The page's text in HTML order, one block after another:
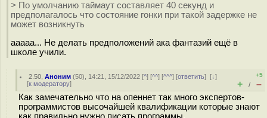
> По умолчанию таймаут составляет 40 секунд и
предполагалось что состояние гонки при такой задержке не
может возникнуть
ааааа... Не делать предположений ака фантазий ещё в
школе учили.
2.50 ,Аноним (50), 14:21, 15/12/2022 [^] [^^] [^^^] [ответить][↓]
[к модератору]
+5
+ / –
Как замечательно что на опеннет так много экспертов-
программистов высочайшей квалификации которые знают